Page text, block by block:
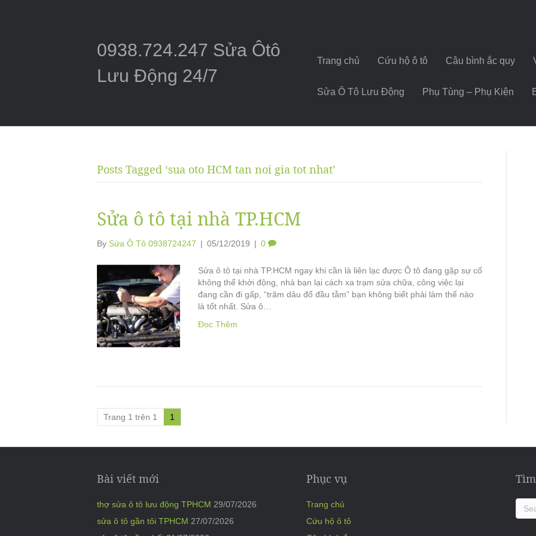
0938.724.247 Sửa Ôtô
Lưu Động 24/7
Trang chủ Cứu hộ ô tô Câu bình ắc quy
Sửa Ô Tô Lưu Động Phụ Tùng – Phụ Kiện
Posts Tagged ‘sua oto HCM tan noi gia tot nhat’
Sửa ô tô tại nhà TP.HCM
By Sửa Ô Tô 0938724247 | 05/12/2019 | 0
Sửa ô tô tại nhà TP.HCM ngay khi cần là liên lạc được Ô tô đang gặp sự cố
không thể khởi động, nhà bạn lại cách xa trạm sửa chữa, công việc lại
đang cần đi gấp, “trăm dâu đổ đầu tằm” bạn không biết phải làm thế nào
là tốt nhất. Sửa ô…
Đọc Thêm
Trang 1 trên 1 1
Bài viết mới
thợ sửa ô tô lưu động TPHCM 29/07/2026
sửa ô tô gần tôi TPHCM 27/07/2026
Phục vụ
Trang chủ
Cứu hộ ô tô